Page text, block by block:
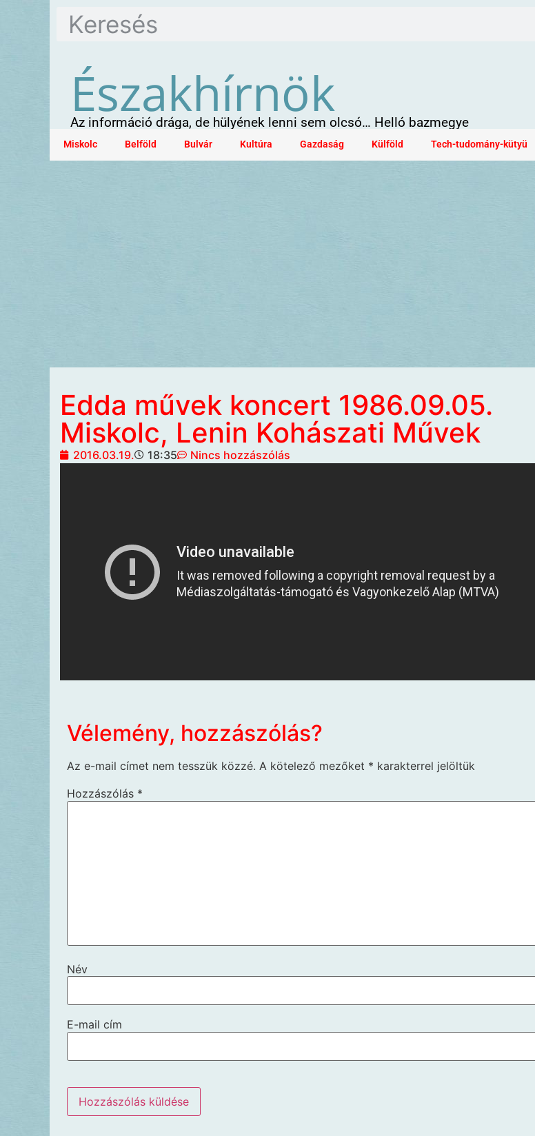
Északhírnök
Az információ drága, de hülyének lenni sem olcsó… Helló bazmegye
Miskolc Belföld Bulvár Kultúra Gazdaság Külföld Tech-tudomány-kütyü
Edda művek koncert 1986.09.05.
Miskolc, Lenin Kohászati Művek
2016.03.19. 18:35 Nincs hozzászólás
Vélemény, hozzászólás?
Az e-mail címet nem tesszük közzé. A kötelező mezőket * karakterrel jelöltük
Hozzászólás *
Név
E-mail cím